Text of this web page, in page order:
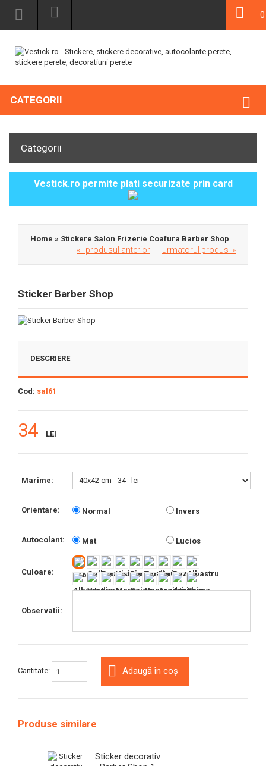
0
CATEGORII
Categorii
Vestick.ro permite plati securizate prin card
Home » Stickere Salon Frizerie Coafura Barber Shop
« produsul anterior urmatorul produs »
Sticker Barber Shop
DESCRIERE
Cod: sal61
34 LEI
Marime:
Orientare: Normal Invers
Autocolant: Mat Lucios
Culoare:
Observatii:
Cantitate: Adaugă în coș
Produse similare
Sticker decorativ